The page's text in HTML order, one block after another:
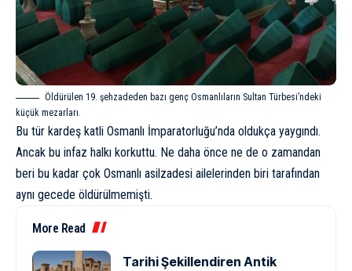
Öldürülen 19. şehzadeden bazı genç Osmanlıların Sultan Türbesi’ndeki
küçük mezarları.
Bu tür kardeş katli Osmanlı İmparatorluğu’nda oldukça yaygındı.
Ancak bu infaz halkı korkuttu. Ne daha önce ne de o zamandan
beri bu kadar çok Osmanlı asilzadesi ailelerinden biri tarafından
aynı gecede öldürülmemişti.
More Read
Tarihi Şekillendiren Antik